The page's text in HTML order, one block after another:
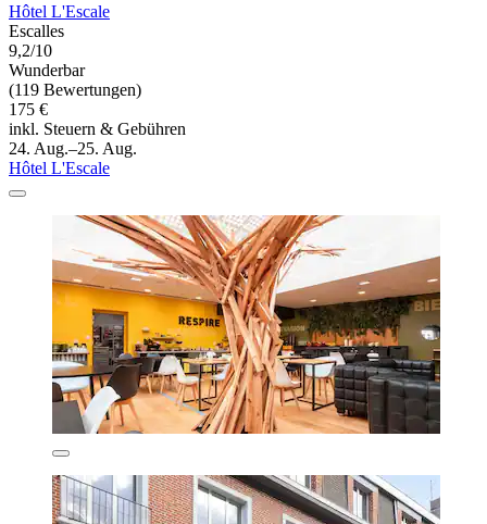
Hôtel L'Escale
Escalles
9,2/10
Wunderbar
(119 Bewertungen)
175 €
inkl. Steuern & Gebühren
24. Aug.–25. Aug.
Hôtel L'Escale